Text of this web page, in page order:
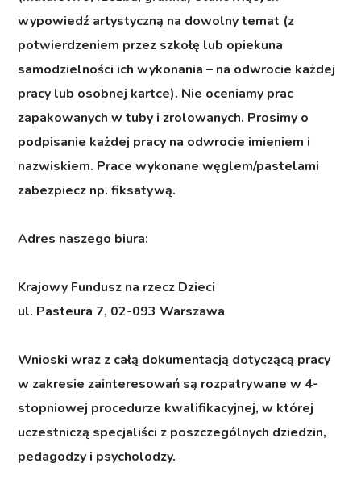
wypowiedź artystyczną na dowolny temat (z
potwierdzeniem przez szkołę lub opiekuna
samodzielności ich wykonania – na odwrocie każdej
pracy lub osobnej kartce). Nie oceniamy prac
zapakowanych w tuby i zrolowanych. Prosimy o
podpisanie każdej pracy na odwrocie imieniem i
nazwiskiem. Prace wykonane węglem/pastelami
zabezpiecz np. fiksatywą.
Adres naszego biura:
Krajowy Fundusz na rzecz Dzieci
ul. Pasteura 7, 02-093 Warszawa
Wnioski wraz z całą dokumentacją dotyczącą pracy
w zakresie zainteresowań są rozpatrywane w 4-
stopniowej procedurze kwalifikacyjnej, w której
uczestniczą specjaliści z poszczególnych dziedzin,
pedagodzy i psycholodzy.